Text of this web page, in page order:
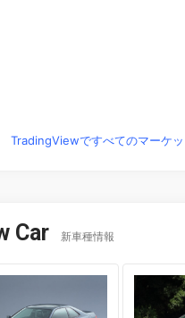
TradingViewですべてのマーケ
Car 新車種情報